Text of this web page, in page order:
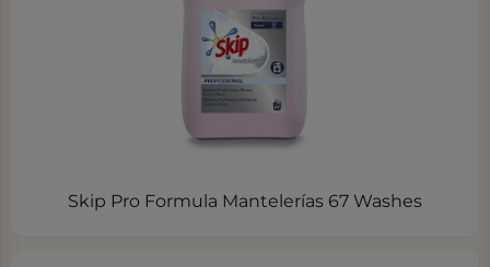
Skip Pro Formula Mantelerías 67 Washes